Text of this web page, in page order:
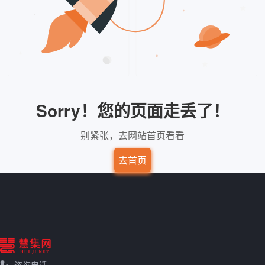
Sorry！您的页面走丢了！
别紧张，去网站首页看看
去首页